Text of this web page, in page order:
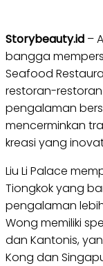
Storybeauty.id –
bangga
Seafood
restoran-
pengalaman
mencerminkan
kreasi yang
Liu Li Palace
Tiongkok yang
pengalaman
Wong memiliki
dan Kantonis,
Kong dan